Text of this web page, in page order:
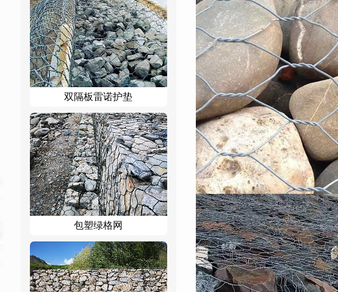
双隔板雷诺护垫
包塑绿格网